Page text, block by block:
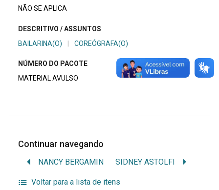
NÃO SE APLICA
DESCRITIVO / ASSUNTOS
BAILARINA(O)
COREÓGRAFA(O)
NÚMERO DO PACOTE
MATERIAL AVULSO
Continuar navegando
NANCY BERGAMIN SIDNEY ASTOLFI
Voltar para a lista de itens